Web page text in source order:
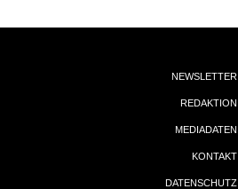
NEWSLETTER
REDAKTION
MEDIADATEN
KONTAKT
DATENSCHUTZ